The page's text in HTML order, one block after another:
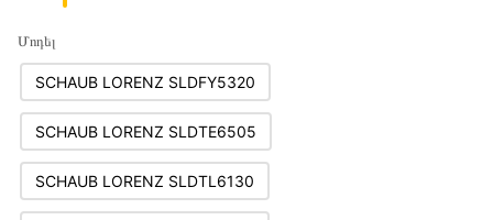
Մոդել
SCHAUB LORENZ SLDFY5320
SCHAUB LORENZ SLDTE6505
SCHAUB LORENZ SLDTL6130